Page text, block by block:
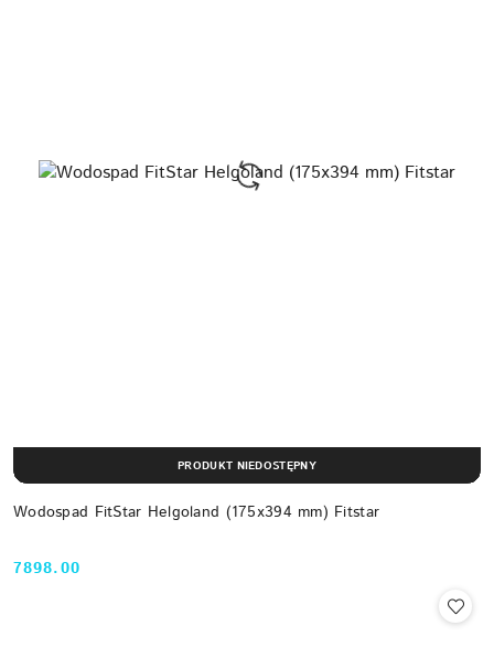
Wodospad FitStar Helgoland (175x394 mm) Fitstar
Cena:
7898.00
PRODUKT NIEDOSTĘPNY